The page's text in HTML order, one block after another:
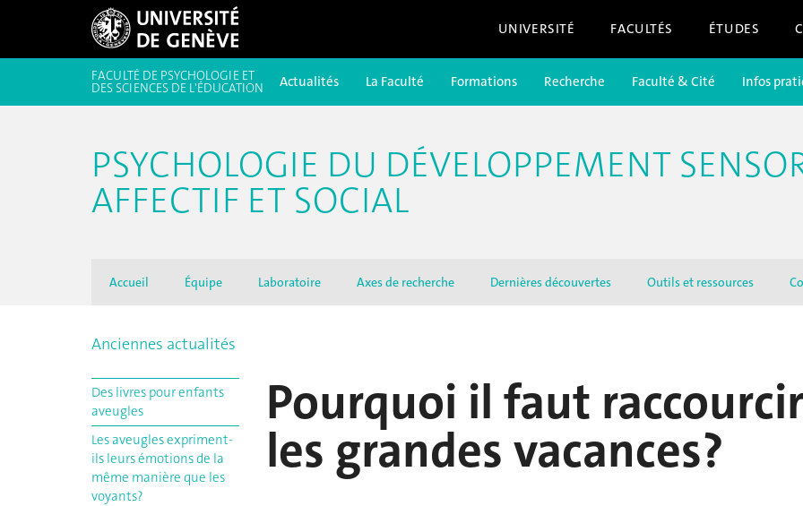
UNIVERSITÉ FACULTÉS ÉTUDES
FACULTÉ DE PSYCHOLOGIE ET
DES SCIENCES DE L'ÉDUCATION Actualités La Faculté Formations Recherche Faculté & Cité Infos
PSYCHOLOGIE DU DÉVELOPPEMENT
AFFECTIF ET SOCIAL
Accueil Équipe Laboratoire Axes de recherche Dernières découvertes Outils et ressources
Anciennes actualités
Des livres pour enfants
aveugles
Les aveugles expriment-
ils leurs émotions de la
même manière que les
voyants?
Pourquoi il faut raccourcir
les grandes vacances?